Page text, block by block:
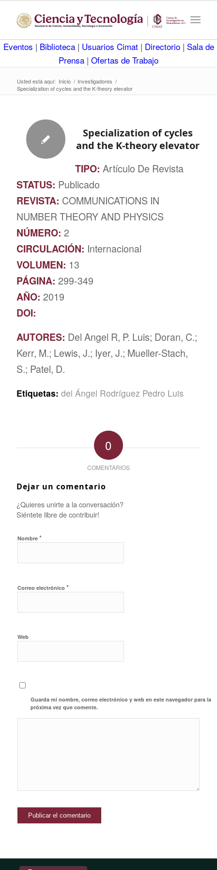
Eventos | Biblioteca | Usuarios Cimat | Directorio | Sala de
Prensa | Ofertas de Trabajo
Usted está aquí: Inicio / Investigadores /
Specialization of cycles and the K-theory elevator
Specialization of cycles
and the K-theory elevator
TIPO: Artículo De Revista
STATUS: Publicado
REVISTA: COMMUNICATIONS IN
NUMBER THEORY AND PHYSICS
NÚMERO: 2
CIRCULACIÓN: Internacional
VOLUMEN: 13
PÁGINA: 299-349
AÑO: 2019
DOI:
AUTORES: Del Angel R, P. Luis; Doran, C.;
Kerr, M.; Lewis, J.; Iyer, J.; Mueller-Stach,
S.; Patel, D.
Etiquetas: del Ángel Rodríguez Pedro Luis
0
COMENTARIOS
Dejar un comentario
¿Quieres unirte a la conversación?
Siéntete libre de contribuir!
Nombre *
Correo electrónico *
Web
Guarda mi nombre, correo electrónico y web en este navegador para la
próxima vez que comente.